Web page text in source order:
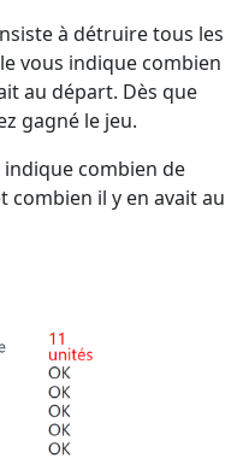
à détruire tous les
vous indique combien
au départ. Dès que
gagné le jeu.
indique combien de
combien il y en avait au